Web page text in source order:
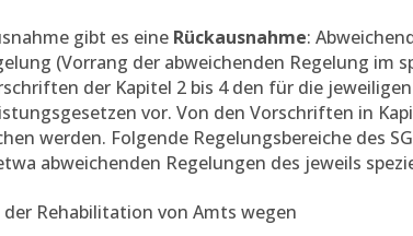
gibt es eine Rückausnahme:
(Vorrang der abweichenden Regelung im
der Kapitel 2 bis 4 den für die
vor. Von den Vorschriften in
werden. Folgende Regelungsbereiche des
abweichenden Regelungen des jeweils
Rehabilitation von Amts wegen